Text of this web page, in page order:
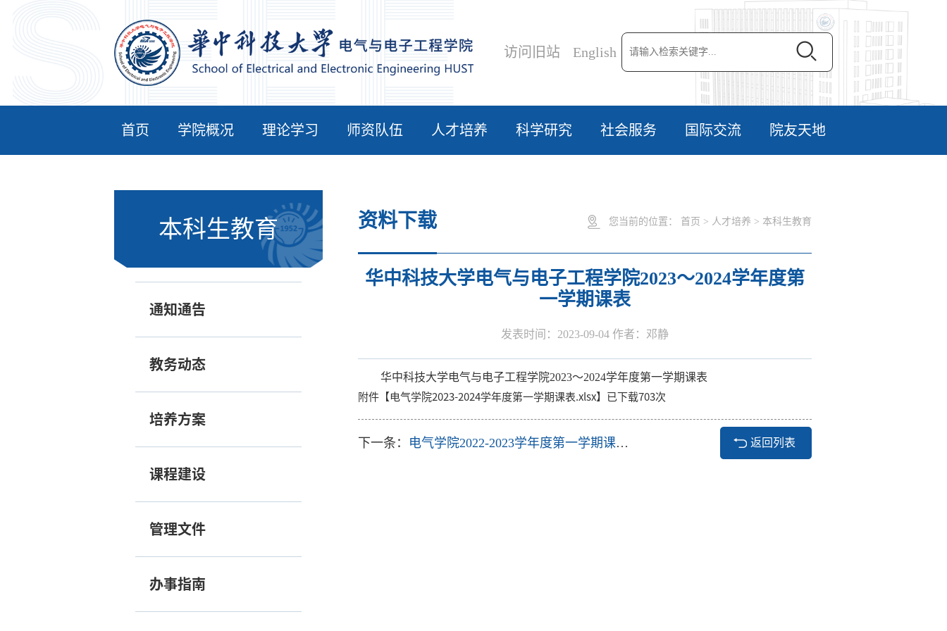
访问旧站 English
首页 学院概况 理论学习 师资队伍 人才培养 科学研究 社会服务 国际交流 院友天地
本科生教育
通知通告
教务动态
培养方案
课程建设
管理文件
办事指南
资料下载 您当前的位置： 首页 > 人才培养 > 本科生教育
华中科技大学电气与电子工程学院2023～2024学年度第
一学期课表
发表时间：2023-09-04 作者：邓静
华中科技大学电气与电子工程学院2023～2024学年度第一学期课表
附件【电气学院2023-2024学年度第一学期课表.xlsx】已下载703次
下一条： 电气学院2022-2023学年度第一学期课表（0829） 返回列表